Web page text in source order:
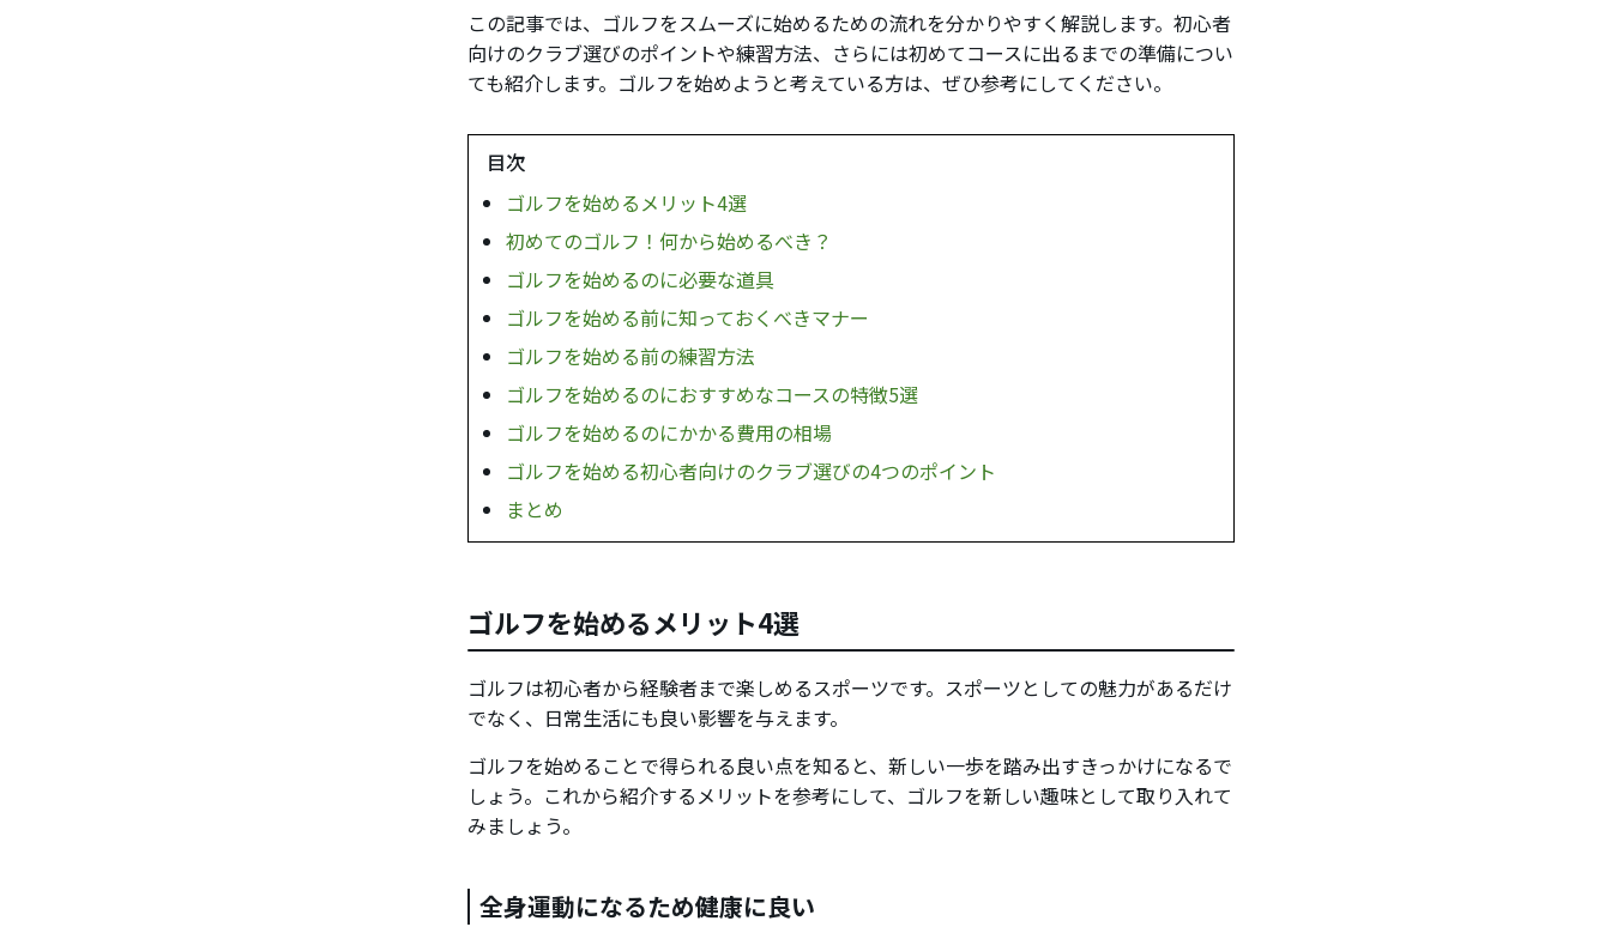
この記事では、ゴルフをスムーズに始めるための流れを分かりやすく解説します。初心者
向けのクラブ選びのポイントや練習方法、さらには初めてコースに出るまでの準備につい
ても紹介します。ゴルフを始めようと考えている方は、ぜひ参考にしてください。
目次
ゴルフを始めるメリット4選
初めてのゴルフ！何から始めるべき？
ゴルフを始めるのに必要な道具
ゴルフを始める前に知っておくべきマナー
ゴルフを始める前の練習方法
ゴルフを始めるのにおすすめなコースの特徴5選
ゴルフを始めるのにかかる費用の相場
ゴルフを始める初心者向けのクラブ選びの4つのポイント
まとめ
ゴルフを始めるメリット4選
ゴルフは初心者から経験者まで楽しめるスポーツです。スポーツとしての魅力があるだけ
でなく、日常生活にも良い影響を与えます。
ゴルフを始めることで得られる良い点を知ると、新しい一歩を踏み出すきっかけになるで
しょう。これから紹介するメリットを参考にして、ゴルフを新しい趣味として取り入れて
みましょう。
全身運動になるため健康に良い